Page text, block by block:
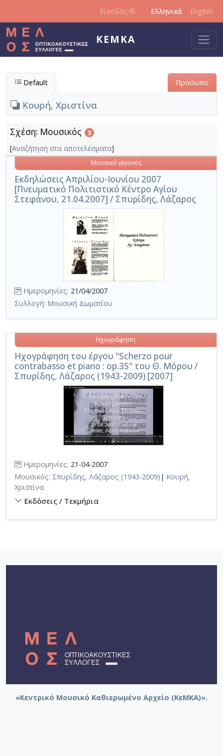
Είσοδος Ελληνικά English
ΚΕΜΚΑ
Default Πρόσωπο
Κουρή, Χριστίνα
Σχέση: Μουσικός 3
[Αναζήτηση στα αποτελέσματα]
Εκδηλώσεις Απριλίου-Ιουνίου 2007
[Πνευματικό Πολιτιστικό Κέντρο Αγίου
Στεφάνου, 21.04.2007] / Σπυρίδης, Λάζαρος
Μουσικό γεγονός
Ημερομηνίες: 21/04/2007
Συλλογή: Μουσική Δωματίου
Ηχογράφηση του έργου "Scherzo pour
contrabasso et piano : op.35" του Θ. Μόρου /
Σπυρίδης, Λάζαρος (1943-2009) [2007]
Ηχογράφηση
Ημερομηνίες: 21-04-2007
Μουσικός: Σπυρίδης, Λάζαρος (1943-2009) | Κουρή,
Χριστίνα
Εκδόσεις / Τεκμήρια
«Κεντρικό Μουσικό Καθιερωμένο Αρχείο (ΚεΜΚΑ)».